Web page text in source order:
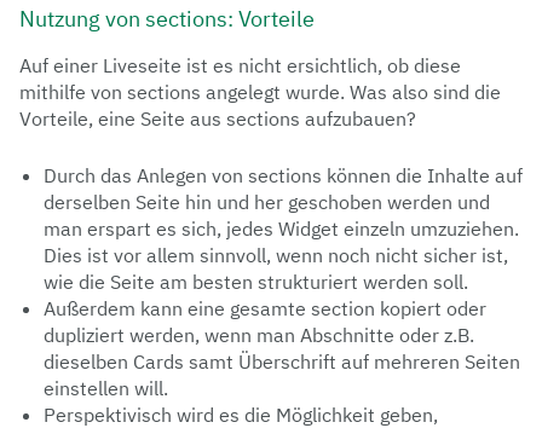
Nutzung von sections: Vorteile
Auf einer Liveseite ist es nicht ersichtlich, ob diese
mithilfe von sections angelegt wurde. Was also sind die
Vorteile, eine Seite aus sections aufzubauen?
Durch das Anlegen von sections können die Inhalte auf
derselben Seite hin und her geschoben werden und
man erspart es sich, jedes Widget einzeln umzuziehen.
Dies ist vor allem sinnvoll, wenn noch nicht sicher ist,
wie die Seite am besten strukturiert werden soll.
Außerdem kann eine gesamte section kopiert oder
dupliziert werden, wenn man Abschnitte oder z.B.
dieselben Cards samt Überschrift auf mehreren Seiten
einstellen will.
Perspektivisch wird es die Möglichkeit geben,